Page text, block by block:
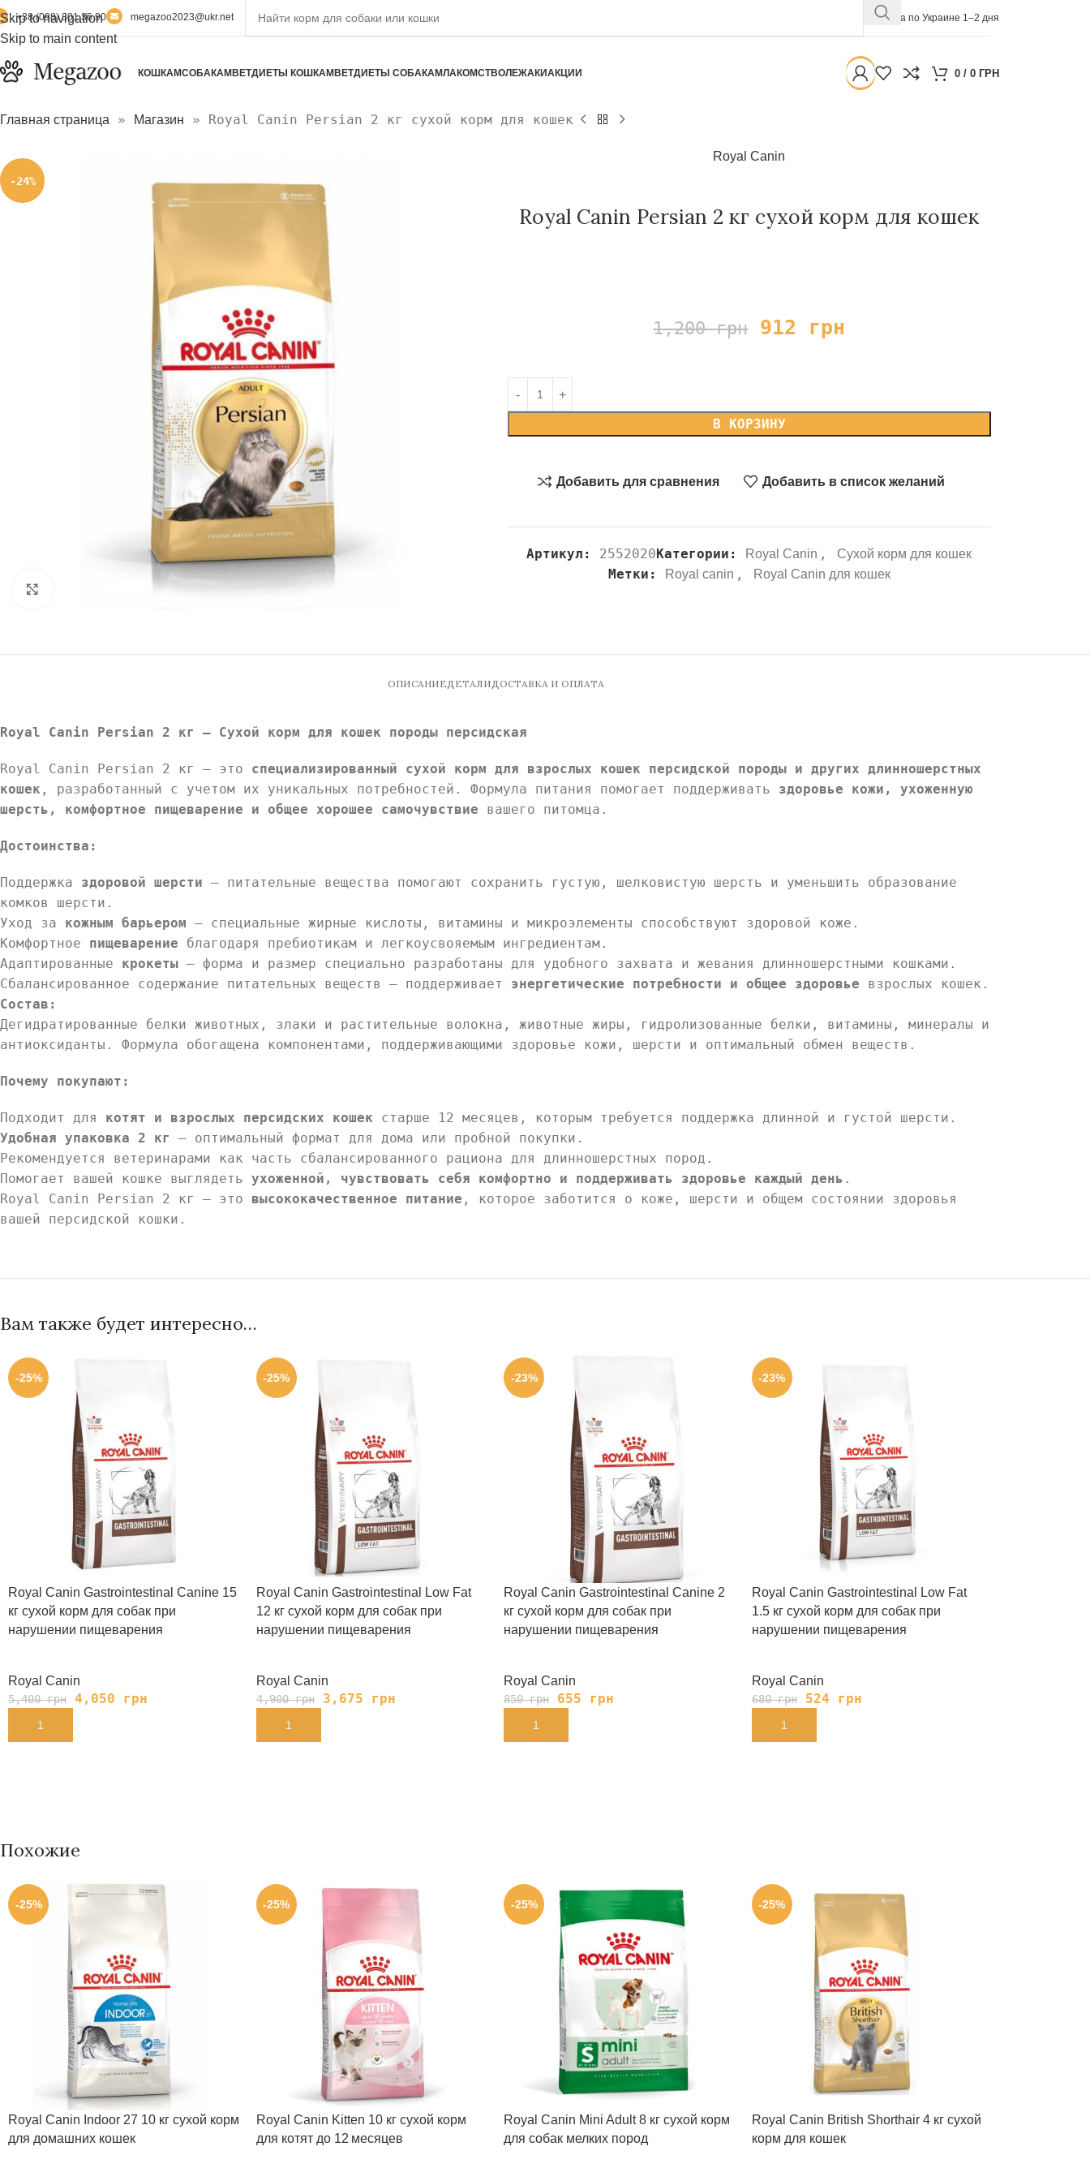
Skip to navigation
Skip to main content
+38 (098) 301 36 90 megazoo2023@ukr.net Доставка по Украине 1–2 дня
КОШКАМСОБАКАМ ВЕТДИЕТЫ КОШКАМ ВЕТДИЕТЫ СОБАКАМЛАКОМСТВОЛЕЖАКИАКЦИИ 0 / 0 ГРН
Главная страница » Магазин » Royal Canin Persian 2 кг сухой корм для кошек
-24%
Нажмите, чтобы увеличить
Royal Canin
Royal Canin Persian 2 кг сухой корм для кошек
1,200грн 912 грн
В КОРЗИНУ
Добавить для сравнения Добавить в список желаний
Артикул: 2552020Категории: Royal Canin , Сухой корм для кошек
Метки: Royal canin , Royal Canin для кошек
ОПИСАНИЕ ДЕТАЛИ ДОСТАВКА И ОПЛАТА
Royal Canin Persian 2 кг — Сухой корм для кошек породы персидская
Royal Canin Persian 2 кг — это специализированный сухой корм для взрослых кошек персидской породы и других длинношерстных
кошек , разработанный с учетом их уникальных потребностей. Формула питания помогает поддерживать здоровье кожи, ухоженную
шерсть, комфортное пищеварение и общее хорошее самочувствие вашего питомца.
Достоинства:
Поддержка здоровой шерсти — питательные вещества помогают сохранить густую, шелковистую шерсть и уменьшить образование
комков шерсти.
Уход за кожным барьером — специальные жирные кислоты, витамины и микроэлементы способствуют здоровой коже.
Комфортное пищеварение благодаря пребиотикам и легкоусвояемым ингредиентам.
Адаптированные крокеты — форма и размер специально разработаны для удобного захвата и жевания длинношерстными кошками.
Сбалансированное содержание питательных веществ — поддерживает энергетические потребности и общее здоровье взрослых кошек.
Состав:
Дегидратированные белки животных, злаки и растительные волокна, животные жиры, гидролизованные белки, витамины, минералы и
антиоксиданты. Формула обогащена компонентами, поддерживающими здоровье кожи, шерсти и оптимальный обмен веществ.
Почему покупают:
Подходит для котят и взрослых персидских кошек старше 12 месяцев, которым требуется поддержка длинной и густой шерсти.
Удобная упаковка 2 кг
— оптимальный формат для дома или пробной покупки.
Рекомендуется ветеринарами как часть сбалансированного рациона для длинношерстных пород.
Помогает вашей кошке выглядеть ухоженной, чувствовать себя комфортно и поддерживать здоровье каждый день .
Royal Canin Persian 2 кг — это высококачественное питание , которое заботится о коже, шерсти и общем состоянии здоровья
вашей персидской кошки.
Вам также будет интересно…
-25%
Royal Canin Gastrointestinal Canine 15
кг сухой корм для собак при
нарушении пищеварения
Royal Canin
5,400грн 4,050 грн
В КОРЗИНУ
-25%
Royal Canin Gastrointestinal Low Fat
12 кг сухой корм для собак при
нарушении пищеварения
Royal Canin
4,900грн 3,675 грн
В КОРЗИНУ
-23%
Royal Canin Gastrointestinal Canine 2
кг сухой корм для собак при
нарушении пищеварения
Royal Canin
850грн 655 грн
В КОРЗИНУ
-23%
Royal Canin Gastrointestinal Low Fat
1.5 кг сухой корм для собак при
нарушении пищеварения
Royal Canin
680грн 524 грн
В КОРЗИНУ
Похожие
-25%
Royal Canin Indoor 27 10 кг сухой корм
для домашних кошек
-25%
Royal Canin Kitten 10 кг сухой корм
для котят до 12 месяцев
-25%
Royal Canin Mini Adult 8 кг сухой корм
для собак мелких пород
-25%
Royal Canin British Shorthair 4 кг сухой
корм для кошек